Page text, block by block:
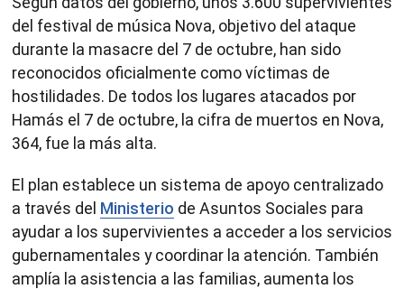
del festival de música Nova, objetivo del ataque
durante la masacre del 7 de octubre, han sido
reconocidos oficialmente como víctimas de
hostilidades. De todos los lugares atacados por
Hamás el 7 de octubre, la cifra de muertos en Nova,
364, fue la más alta.
El plan establece un sistema de apoyo centralizado
a través del Ministerio de Asuntos Sociales para
ayudar a los supervivientes a acceder a los servicios
gubernamentales y coordinar la atención. También
amplía la asistencia a las familias, aumenta los